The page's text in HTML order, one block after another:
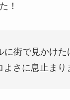
！
街で見かけた
よさに息止まり